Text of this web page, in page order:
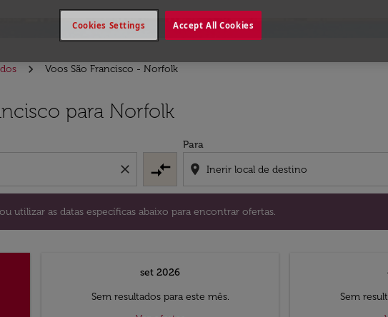
Voos São Francisco - Norfolk
para Norfolk
close compare_arrows
Para
location_on
utilizar as datas específicas abaixo para encontrar ofertas.
ou utilizar as datas específicas abaixo para encontrar ofertas.
set 2026
Sem resultados para este mês.
Sem
Accept All Cookies
Cookies Settings